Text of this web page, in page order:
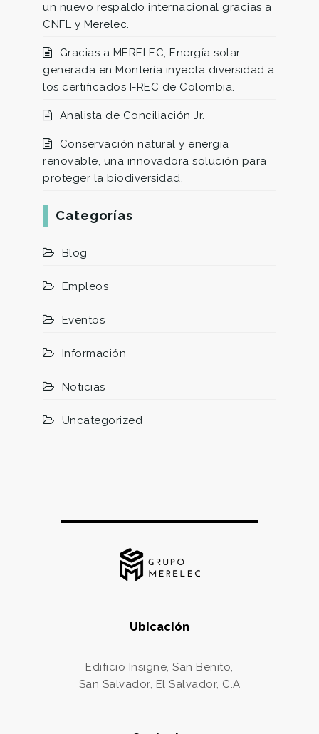
un nuevo respaldo internacional gracias a
CNFL y Merelec.
Gracias a MERELEC, Energía solar
generada en Montería inyecta diversidad a
los certificados I-REC de Colombia.
Analista de Conciliación Jr.
Conservación natural y energía
renovable, una innovadora solución para
proteger la biodiversidad.
Categorías
Blog
Empleos
Eventos
Información
Noticias
Uncategorized
Ubicación
Edificio Insigne, San Benito,
San Salvador, El Salvador, C.A